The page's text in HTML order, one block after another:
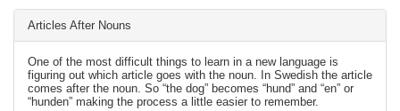
Articles After Nouns
One of the most difficult things to learn in a new language is
figuring out which article goes with the noun. In Swedish the article
comes after the noun. So “the dog” becomes “hund” and “en” or
“hunden” making the process a little easier to remember.